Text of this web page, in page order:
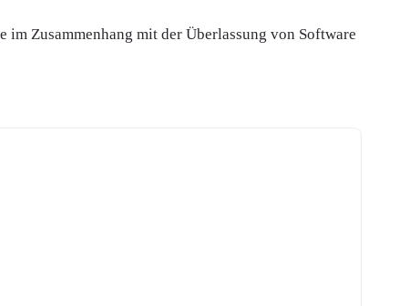
Zusammenhang mit der Überlassung von Software